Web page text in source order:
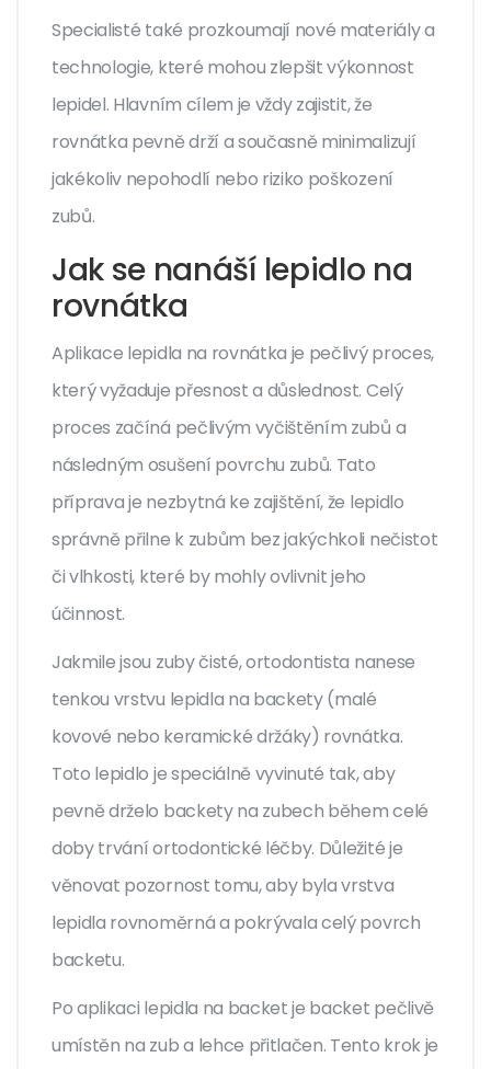
Specialisté také prozkoumají nové materiály a
technologie, které mohou zlepšit výkonnost
lepidel. Hlavním cílem je vždy zajistit, že
rovnátka pevně drží a současně minimalizují
jakékoliv nepohodlí nebo riziko poškození
zubů.
Jak se nanáší lepidlo na
rovnátka
Aplikace lepidla na rovnátka je pečlivý proces,
který vyžaduje přesnost a důslednost. Celý
proces začíná pečlivým vyčištěním zubů a
následným osušení povrchu zubů. Tato
příprava je nezbytná ke zajištění, že lepidlo
správně přilne k zubům bez jakýchkoli nečistot
či vlhkosti, které by mohly ovlivnit jeho
účinnost.
Jakmile jsou zuby čisté, ortodontista nanese
tenkou vrstvu lepidla na backety (malé
kovové nebo keramické držáky) rovnátka.
Toto lepidlo je speciálně vyvinuté tak, aby
pevně drželo backety na zubech během celé
doby trvání ortodontické léčby. Důležité je
věnovat pozornost tomu, aby byla vrstva
lepidla rovnoměrná a pokrývala celý povrch
backetu.
Po aplikaci lepidla na backet je backet pečlivě
umístěn na zub a lehce přitlačen. Tento krok je